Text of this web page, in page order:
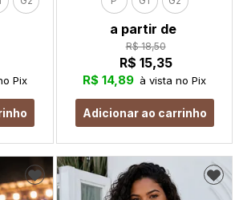
Pix
a partir de
R$ 18,50
R$ 15,35
R$ 14,89 à vista no Pix
Adicionar ao carrinho